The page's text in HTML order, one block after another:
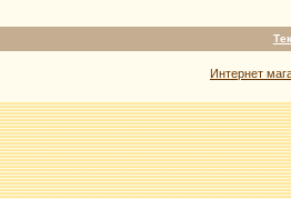
Интернет